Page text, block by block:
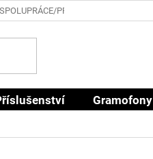
PRODEJCI
Gramofony